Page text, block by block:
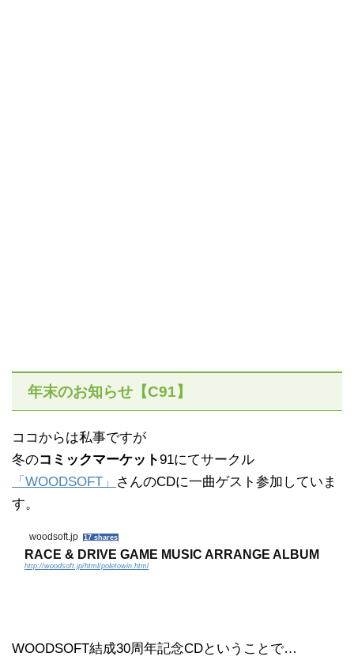
年末のお知らせ【C91】
ココからは私事ですが
冬のコミックマーケット91にてサークル
「WOODSOFT」
さんのCDに一曲ゲスト参加していま
す。
woodsoft.jp 17 shares
RACE & DRIVE GAME MUSIC ARRANGE ALBUM
http://woodsoft.jp/html/poletowin.html
WOODSOFT結成30周年記念CDということで…